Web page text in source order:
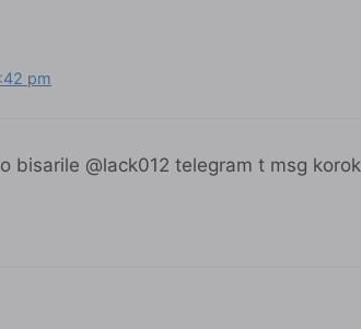
pm
bisarile @lack012 telegram t msg korok